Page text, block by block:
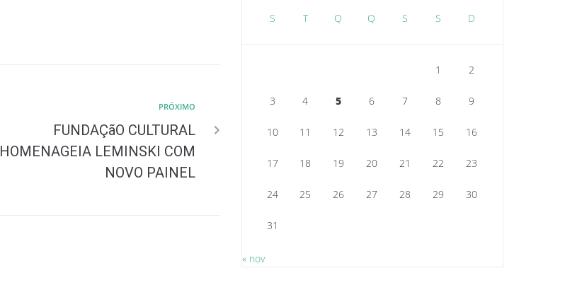
PRÓXIMO
FUNDAÇãO CULTURAL
HOMENAGEIA LEMINSKI COM
NOVO PAINEL
S T Q Q S S D
1 2
3 4 5 6 7 8 9
10 11 12 13 14 15 16
17 18 19 20 21 22 23
24 25 26 27 28 29 30
31
« nov